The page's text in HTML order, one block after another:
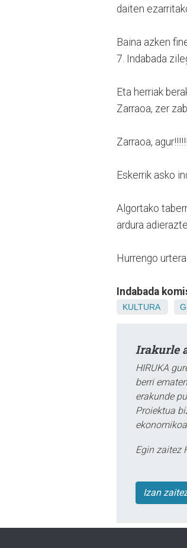
daiten
Baina azken
7. Indabada
Eta herriak
Zarraoa, zer
Zarraoa,
Eskerrik asko
Algortako
ardura
Hurrengo
Indabada
KULTURA
Irakurle
HIRUKA
berri
erakunde
Proiektua
Egin zaitez
Izan